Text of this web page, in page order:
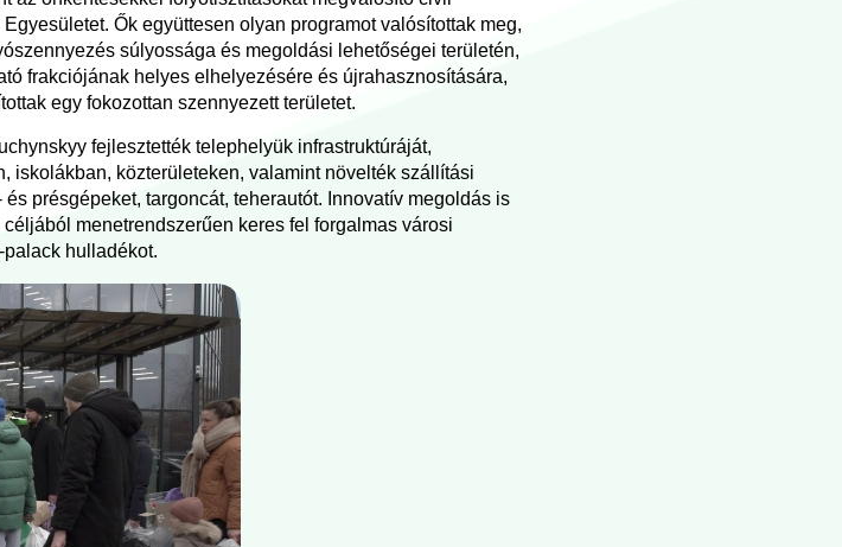
Ők együttesen olyan programot valósítottak meg,
súlyossága és megoldási lehetőségei területén,
frakciójának helyes elhelyezésére és újrahasznosítására,
egy fokozottan szennyezett területet.
fejlesztették telephelyük infrastruktúráját,
iskolákban, közterületeken, valamint növelték szállítási
présgépeket, targoncát, teherautót. Innovatív megoldás is
menetrendszerűen keres fel forgalmas városi
hulladékot.